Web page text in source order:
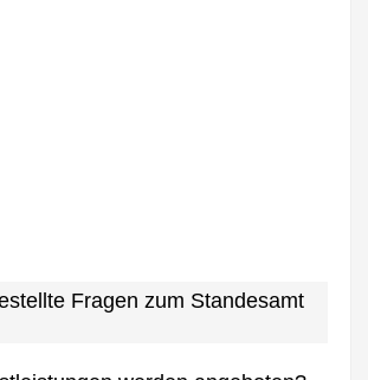
Fragen zum Standesamt